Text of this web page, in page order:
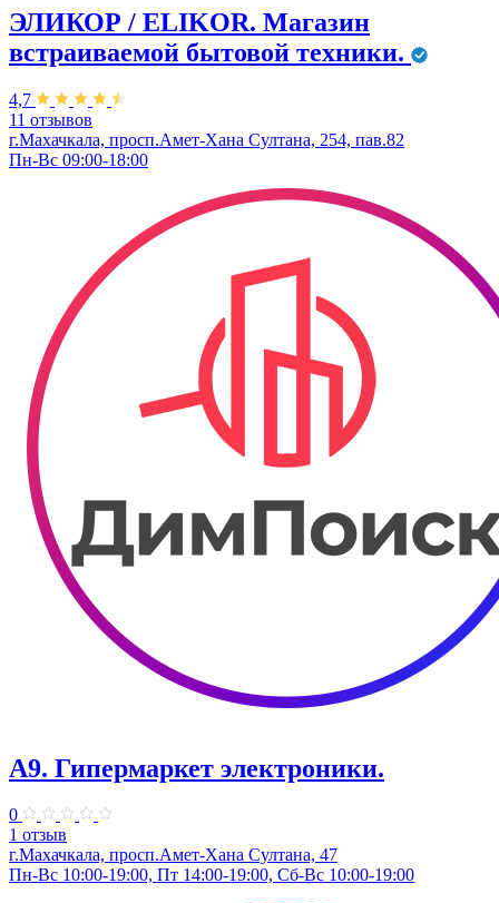
ЭЛИКОР / ELIKOR. Магазин
встраиваемой бытовой техники.
4,7
11 отзывов
г.Махачкала, просп.Амет-Хана Султана, 254, пав.82
Пн-Вс 09:00-18:00
А9. Гипермаркет электроники.
0
1 отзыв
г.Махачкала, просп.Амет-Хана Султана, 47
Пн-Вс 10:00-19:00, Пт 14:00-19:00, Сб-Вс 10:00-19:00